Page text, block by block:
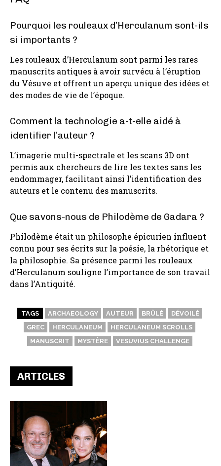
Pourquoi les rouleaux d’Herculanum sont-ils
si importants ?
Les rouleaux d’Herculanum sont parmi les rares
manuscrits antiques à avoir survécu à l’éruption
du Vésuve et offrent un aperçu unique des idées et
des modes de vie de l’époque.
Comment la technologie a-t-elle aidé à
identifier l’auteur ?
L’imagerie multi-spectrale et les scans 3D ont
permis aux chercheurs de lire les textes sans les
endommager, facilitant ainsi l’identification des
auteurs et le contenu des manuscrits.
Que savons-nous de Philodème de Gadara ?
Philodème était un philosophe épicurien influent
connu pour ses écrits sur la poésie, la rhétorique et
la philosophie. Sa présence parmi les rouleaux
d’Herculanum souligne l’importance de son travail
dans l’Antiquité.
TAGS ARCHAEOLOGY AUTEUR BRÛLÉ
DÉVOILÉ
GREC
HERCULANEUM
HERCULANEUM SCROLLS
MANUSCRIT
MYSTÈRE VESUVIUS CHALLENGE
ARTICLES